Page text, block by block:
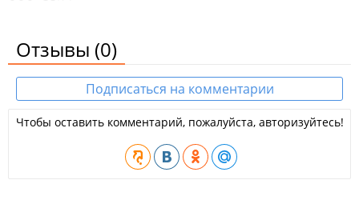
Отзывы (0)
Подписаться на комментарии
Чтобы оставить комментарий, пожалуйста, авторизуйтесь!